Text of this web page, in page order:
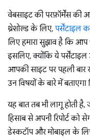
वेबसाइट की परफ़ॉर्मेंस की
थ्रेशोल्ड के लिए, पर्सेंटाइल
लिए हमारा सुझाव है कि आप
इसलिए, क्योंकि ये
आपकी साइट पर पहली बार
उन विषयों के बारे में
यह बात तब भी लागू होती
हिसाब से अपनी रिपोर्ट को
डेस्कटॉप और मोबाइल के